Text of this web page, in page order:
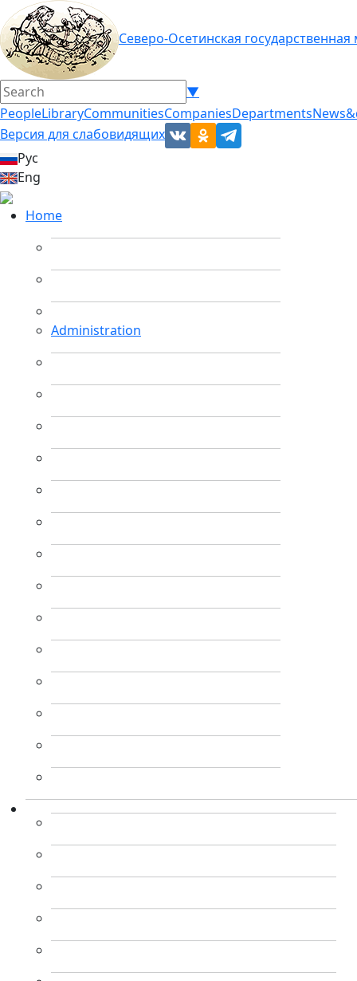
Северо-Осетинская
▼
PeopleLibraryCommunitiesCompaniesDepartments
Версия для слабовидящих
Рус
Eng
Home
Administration